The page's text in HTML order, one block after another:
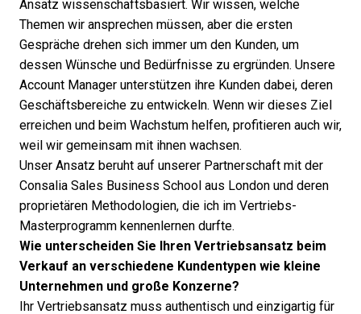
Ansatz wissenschaftsbasiert. Wir wissen, welche
Themen wir ansprechen müssen, aber die ersten
Gespräche drehen sich immer um den Kunden, um
dessen Wünsche und Bedürfnisse zu ergründen. Unsere
Account Manager unterstützen ihre Kunden dabei, deren
Geschäftsbereiche zu entwickeln. Wenn wir dieses Ziel
erreichen und beim Wachstum helfen, profitieren auch wir,
weil wir gemeinsam mit ihnen wachsen.
Unser Ansatz beruht auf unserer Partnerschaft mit der
Consalia Sales Business School aus London und deren
proprietären Methodologien, die ich im Vertriebs-
Masterprogramm kennenlernen durfte.
Wie unterscheiden Sie Ihren Vertriebsansatz beim
Verkauf an verschiedene Kundentypen wie kleine
Unternehmen und große Konzerne?
Ihr Vertriebsansatz muss authentisch und einzigartig für